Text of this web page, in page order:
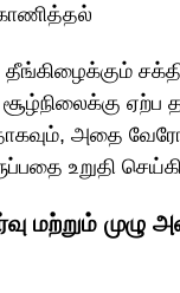
சூழ்நிலைக்கு
அதை
உறுதி
மற்றும் முழு